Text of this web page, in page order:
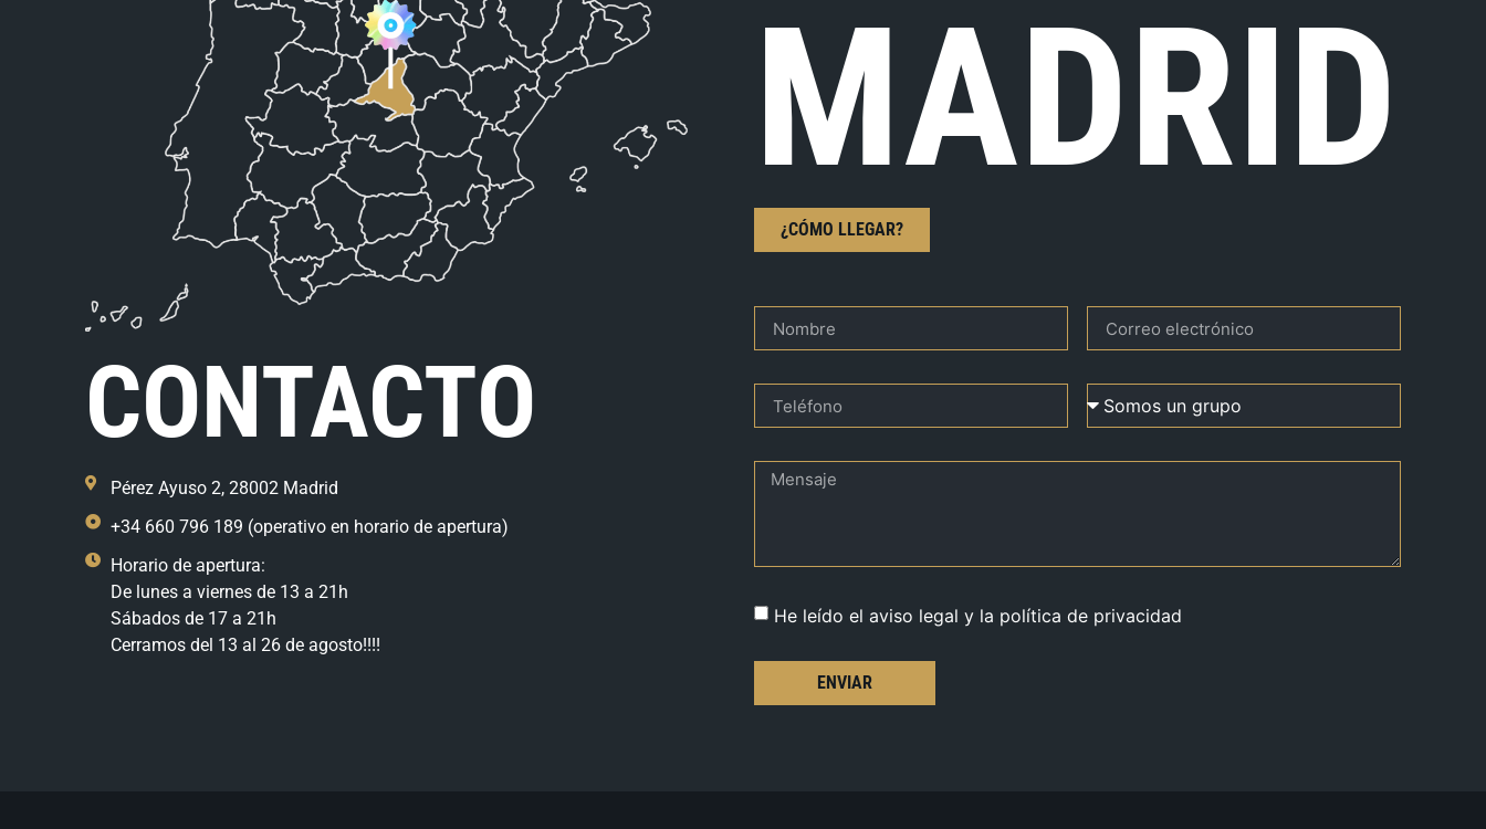
CONTACTO
Pérez Ayuso 2, 28002 Madrid
+34 660 796 189 (operativo en horario de apertura)
Horario de apertura:
De lunes a viernes de 13 a 21h
Sábados de 17 a 21h
Cerramos del 13 al 26 de agosto!!!!
MADRID
¿CÓMO LLEGAR?
He leído el aviso legal y la política de privacidad
ENVIAR